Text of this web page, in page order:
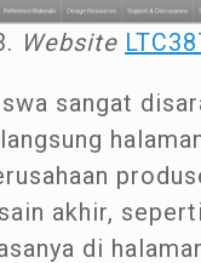
Website
sangat
akhir,
di